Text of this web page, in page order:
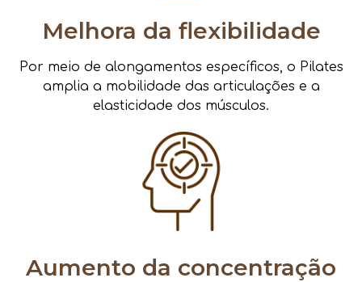
Melhora da flexibilidade
Por meio de alongamentos específicos, o Pilates
amplia a mobilidade das articulações e a
elasticidade dos músculos.
Aumento da concentração